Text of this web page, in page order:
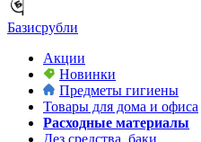
Базисрубли
Акции
Новинки
Предметы гигиены
Товары для дома и офиса
Расходные материалы
Дез.средства, баки